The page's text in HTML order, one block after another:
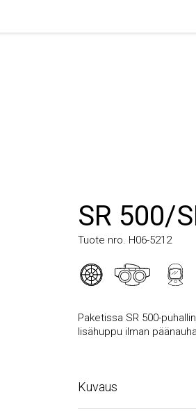
SR 500/
Tuote nro. H06-5212
Paketissa SR 500-puhallin
lisähuppu ilman
Kuvaus